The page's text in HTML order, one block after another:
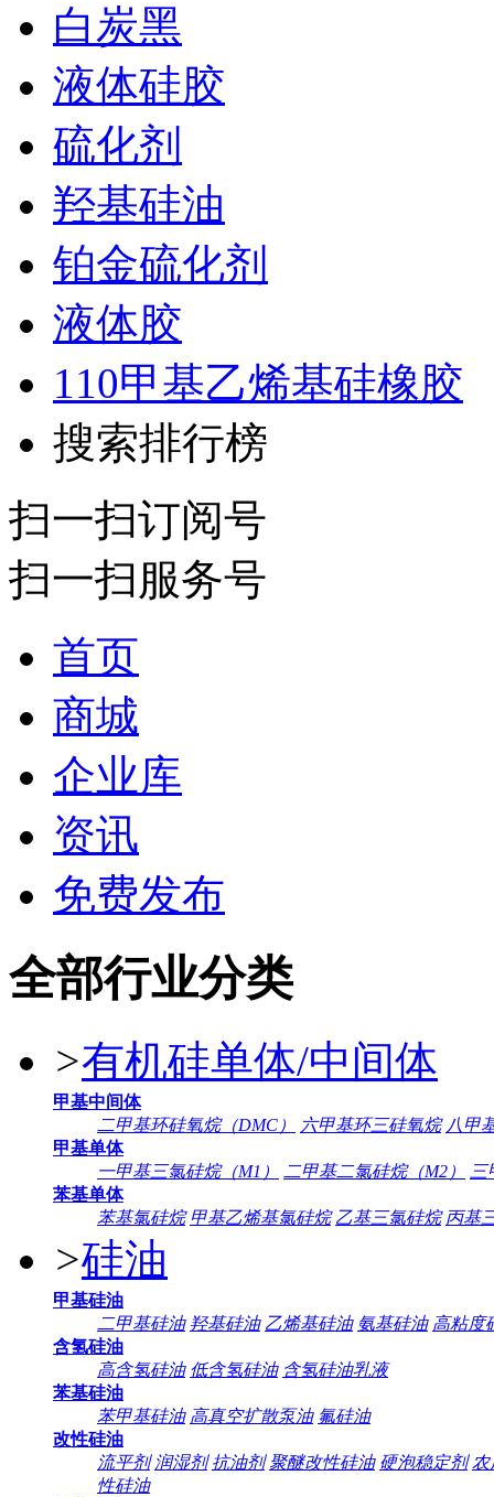
白炭黑
液体硅胶
硫化剂
羟基硅油
铂金硫化剂
液体胶
110甲基乙烯基硅橡胶
搜索排行榜
扫一扫订阅号
扫一扫服务号
首页
商城
企业库
资讯
免费发布
全部行业分类
>有机硅单体/中间体
甲基中间体
二甲基环硅氧烷（DMC）
六甲基环三硅氧烷 八甲
甲基单体
一甲基三氯硅烷（M1）
二甲基二氯硅烷（M2）
三
苯基单体
苯基氯硅烷 甲基乙烯基氯硅烷 乙基三氯硅烷 丙基
>硅油
甲基硅油
二甲基硅油 羟基硅油 乙烯基硅油 氨基硅油 高粘度
含氢硅油
高含氢硅油 低含氢硅油 含氢硅油乳液
苯基硅油
苯甲基硅油 高真空扩散泵油 氟硅油
改性硅油
流平剂 润湿剂 抗油剂 聚醚改性硅油 硬泡稳定剂 农
性硅油